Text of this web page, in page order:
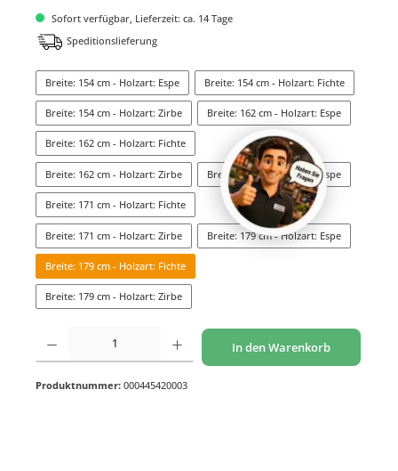
Sofort verfügbar, Lieferzeit: ca. 14 Tage
Speditionslieferung
Breite: 154 cm - Holzart: Espe Breite: 154 cm - Holzart: Fichte
Breite: 154 cm - Holzart: Zirbe Breite: 162 cm - Holzart: Espe
Breite: 162 cm - Holzart: Fichte
Breite: 162 cm - Holzart: Zirbe Breite: 171 cm - Holzart: Espe
Breite: 171 cm - Holzart: Fichte
Breite: 171 cm - Holzart: Zirbe Breite: 179 cm - Holzart: Espe
Breite: 179 cm - Holzart: Fichte
Breite: 179 cm - Holzart: Zirbe
Produkt Anzahl: Gib den gewünschten Wert ein oder benutze die Schaltflächen um
In den Warenkorb
Produktnummer: 000445420003